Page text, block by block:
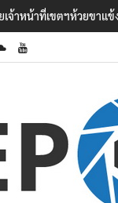
’ เยือนไทย ขึงป้าย ‘ไม่